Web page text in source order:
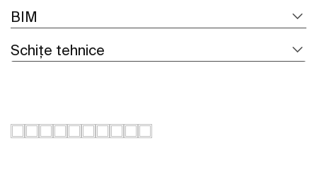
BIM
Schițe tehnice